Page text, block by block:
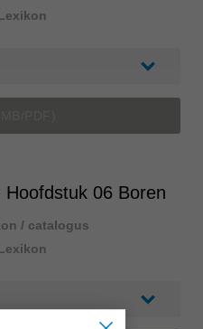
Hoofdstuk 06 Boren
/ catalogus